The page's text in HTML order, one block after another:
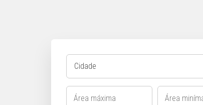
Cidade